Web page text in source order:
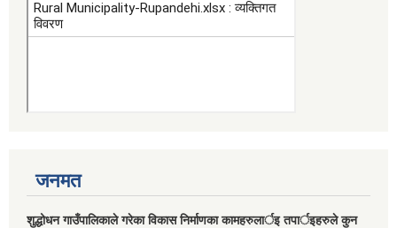
जनमत
शुद्धोधन गाउँपालिकाले गरेका विकास निर्माणका कामहरुलार्इ तपार्इहरुले कुन